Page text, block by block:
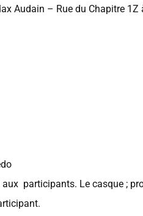
Audain – Rue du Chapitre 1Z
aux participants. Le casque ;